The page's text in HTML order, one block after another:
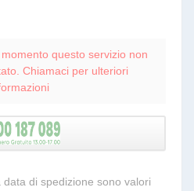
questo servizio non
Chiamaci per ulteriori
di spedizione sono valori